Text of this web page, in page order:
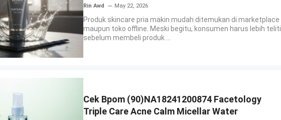
Rin Awd May 22, 2026
Produk skincare pria makin mudah ditemukan di marketplace
maupun toko offline. Meski begitu, konsumen harus lebih teliti
sebelum membeli produk ...
Cek Bpom (90)NA18241200874 Facetology
Triple Care Acne Calm Micellar Water